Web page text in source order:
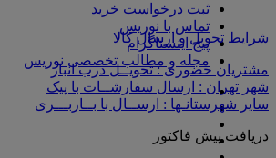
ثبت درخواست خرید
تماس با نوریس
پیج اینستاگرام
مجله و مطالب تخصصی نوریس
شرایط تحویل و ارسال کالا
مشتریان حضوری : تحویــل درب انبار
شهر تهران : ارسال سفارشــات با پیک
سایر شهرستانـها : ارســال با بــاربـــری
دریافت پیش فاکتور